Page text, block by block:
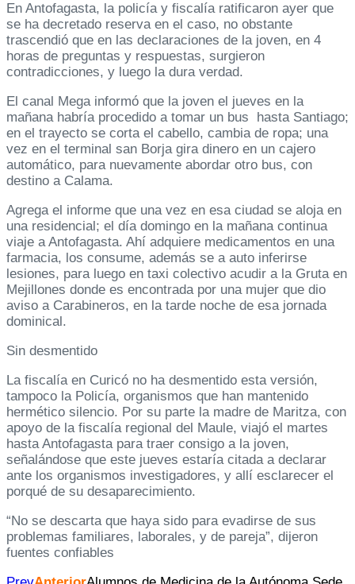
En Antofagasta, la policía y fiscalía ratificaron ayer que
se ha decretado reserva en el caso, no obstante
trascendió que en las declaraciones de la joven, en 4
horas de preguntas y respuestas, surgieron
contradicciones, y luego la dura verdad.
El canal Mega informó que la joven el jueves en la
mañana habría procedido a tomar un bus hasta Santiago;
en el trayecto se corta el cabello, cambia de ropa; una
vez en el terminal san Borja gira dinero en un cajero
automático, para nuevamente abordar otro bus, con
destino a Calama.
Agrega el informe que una vez en esa ciudad se aloja en
una residencial; el día domingo en la mañana continua
viaje a Antofagasta. Ahí adquiere medicamentos en una
farmacia, los consume, además se a auto inferirse
lesiones, para luego en taxi colectivo acudir a la Gruta en
Mejillones donde es encontrada por una mujer que dio
aviso a Carabineros, en la tarde noche de esa jornada
dominical.
Sin desmentido
La fiscalía en Curicó no ha desmentido esta versión,
tampoco la Policía, organismos que han mantenido
hermético silencio. Por su parte la madre de Maritza, con
apoyo de la fiscalía regional del Maule, viajó el martes
hasta Antofagasta para traer consigo a la joven,
señalándose que este jueves estaría citada a declarar
ante los organismos investigadores, y allí esclarecer el
porqué de su desaparecimiento.
“No se descarta que haya sido para evadirse de sus
problemas familiares, laborales, y de pareja”, dijeron
fuentes confiables